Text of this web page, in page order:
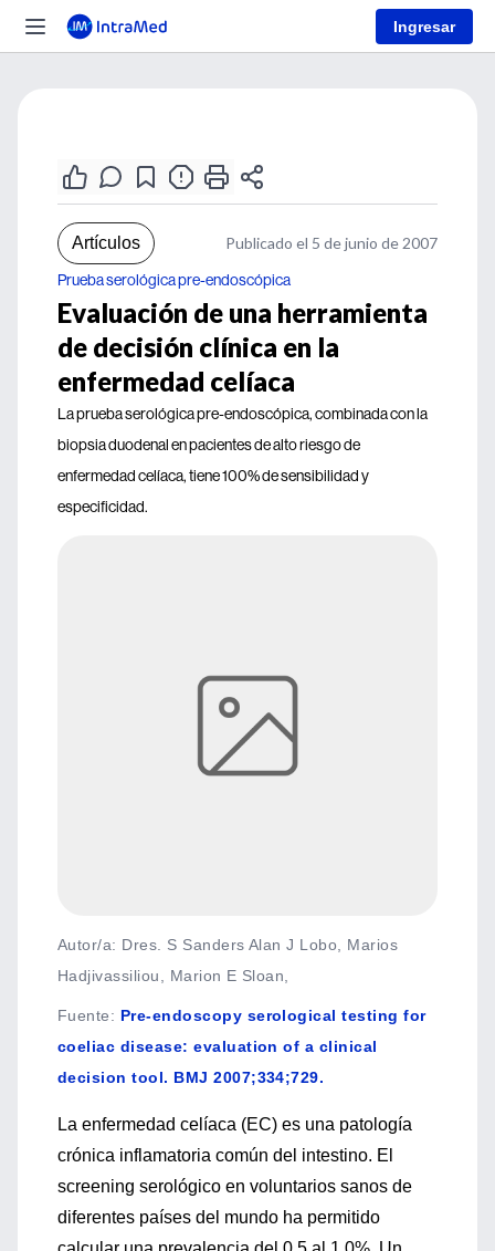
Ingresar
Artículos Publicado el 5 de junio de 2007
Prueba serológica pre-endoscópica
Evaluación de una herramienta
de decisión clínica en la
enfermedad celíaca
La prueba serológica pre-endoscópica, combinada con la
biopsia duodenal en pacientes de alto riesgo de
enfermedad celíaca, tiene 100% de sensibilidad y
especificidad.
Autor/a: Dres. S Sanders Alan J Lobo, Marios
Hadjivassiliou, Marion E Sloan,
Fuente: Pre-endoscopy serological testing for
coeliac disease: evaluation of a clinical
decision tool. BMJ 2007;334;729.
La enfermedad celíaca (EC) es una patología
crónica inflamatoria común del intestino. El
screening serológico en voluntarios sanos de
diferentes países del mundo ha permitido